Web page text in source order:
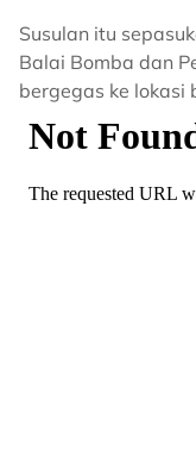
Susulan itu
Balai Bomba dan
bergegas ke lokasi